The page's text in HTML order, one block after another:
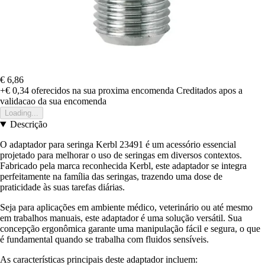
€ 6,86
+€ 0,34 oferecidos na sua proxima encomenda Creditados apos a
validacao da sua encomenda
Loading...
Descrição
O adaptador para seringa Kerbl 23491 é um acessório essencial
projetado para melhorar o uso de seringas em diversos contextos.
Fabricado pela marca reconhecida Kerbl, este adaptador se integra
perfeitamente na família das seringas, trazendo uma dose de
praticidade às suas tarefas diárias.
Seja para aplicações em ambiente médico, veterinário ou até mesmo
em trabalhos manuais, este adaptador é uma solução versátil. Sua
concepção ergonômica garante uma manipulação fácil e segura, o que
é fundamental quando se trabalha com fluidos sensíveis.
As características principais deste adaptador incluem: